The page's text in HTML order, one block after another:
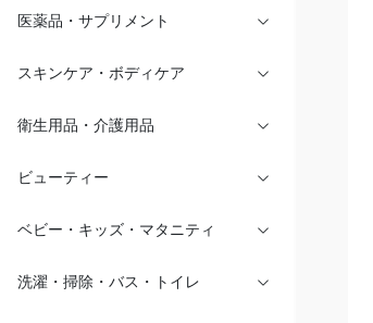
医薬品・サプリメント
スキンケア・ボディケア
衛生用品・介護用品
ビューティー
ベビー・キッズ・マタニティ
洗濯・掃除・バス・トイレ